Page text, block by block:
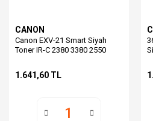
CANON
Canon EXV-21 Smart Siyah
Toner IR-C 2380 3380 2550
3580
1.641,60 TL